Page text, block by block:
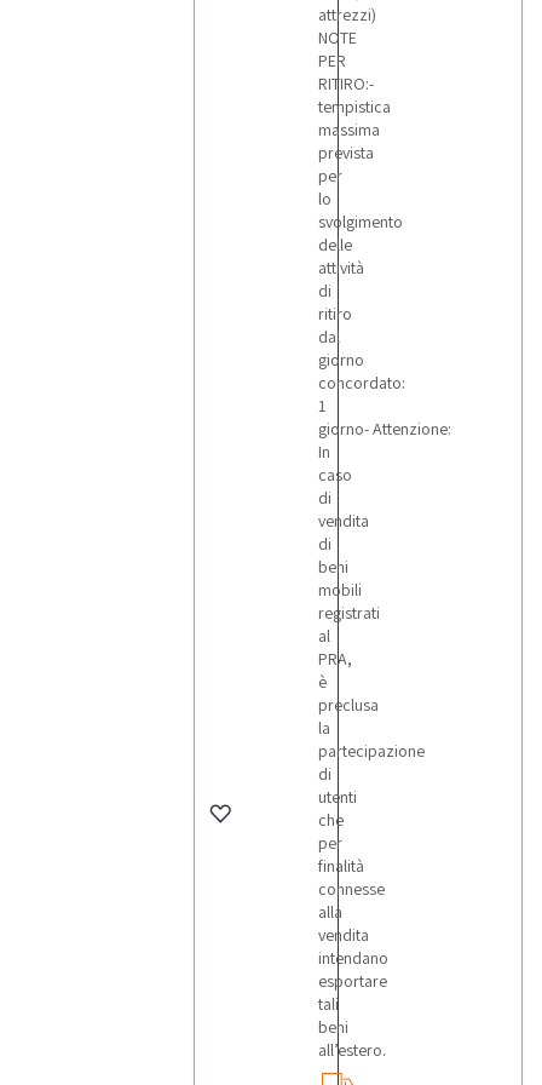
attrezzi)
NOTE
PER
RITIRO:-
tempistica
massima
prevista
per
lo
svolgimento
delle
attività
di
ritiro
dal
giorno
concordato:
1
giorno- Attenzione:
In
caso
di
vendita
di
beni
mobili
registrati
al
PRA,
è
preclusa
la
partecipazione
di
utenti
che
per
finalità
connesse
alla
vendita
intendano
esportare
tali
beni
all’estero.